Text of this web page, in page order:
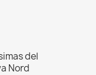
del
Nord